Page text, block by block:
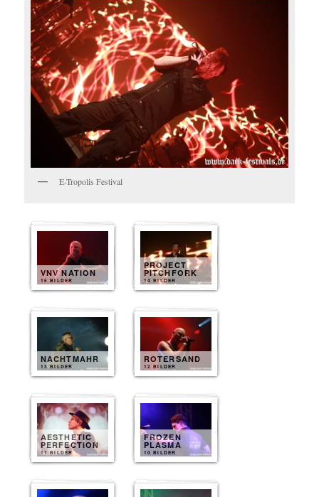
E-Tropolis Festival
VNV NATION
15 BILDER
PROJECT
PITCHFORK
14 BILDER
NACHTMAHR
13 BILDER
ROTERSAND
12 BILDER
AESTHETIC
PERFECTION
11 BILDER
FROZEN
PLASMA
10 BILDER